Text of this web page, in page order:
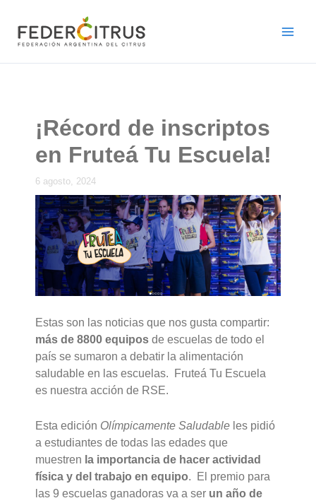
contenido
¡Récord de inscriptos
en Fruteá Tu Escuela!
6 agosto, 2024
Estas son las noticias que nos gusta compartir:
más de 8800 equipos de escuelas de todo el
país se sumaron a debatir la alimentación
saludable en las escuelas. Fruteá Tu Escuela
es nuestra acción de RSE.
Esta edición Olímpicamente Saludable les pidió
a estudiantes de todas las edades que
muestren la importancia de hacer actividad
física y del trabajo en equipo. El premio para
las 9 escuelas ganadoras va a ser un año de